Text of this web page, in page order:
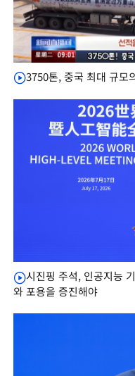
3750톤, 중국 최대 규모
시진핑 주석, 인공지능
와 포용을 증진해야